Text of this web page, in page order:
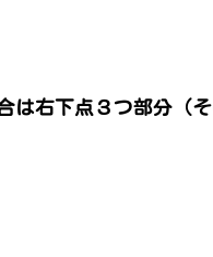
右下点３つ部分（